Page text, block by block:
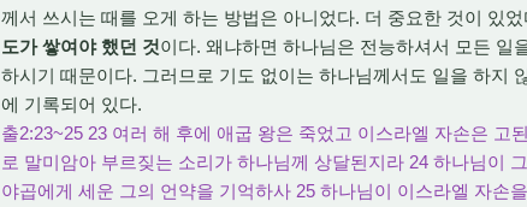
께서 쓰시는 때를 오게 하는 방법은 아니었다. 더 중요한 것이 있
도가 쌓여야 했던 것이다. 왜냐하면 하나님은 전능하셔서 모든 일
하시기 때문이다. 그러므로 기도 없이는 하나님께서도 일을 하지
에 기록되어 있다.
출2:23~25 23 여러 해 후에 애굽 왕은 죽었고 이스라엘 자손은 고
로 말미암아 부르짖는 소리가 하나님께 상달된지라 24 하나님이
야곱에게 세운 그의 언약을 기억하사 25 하나님이 이스라엘 자손